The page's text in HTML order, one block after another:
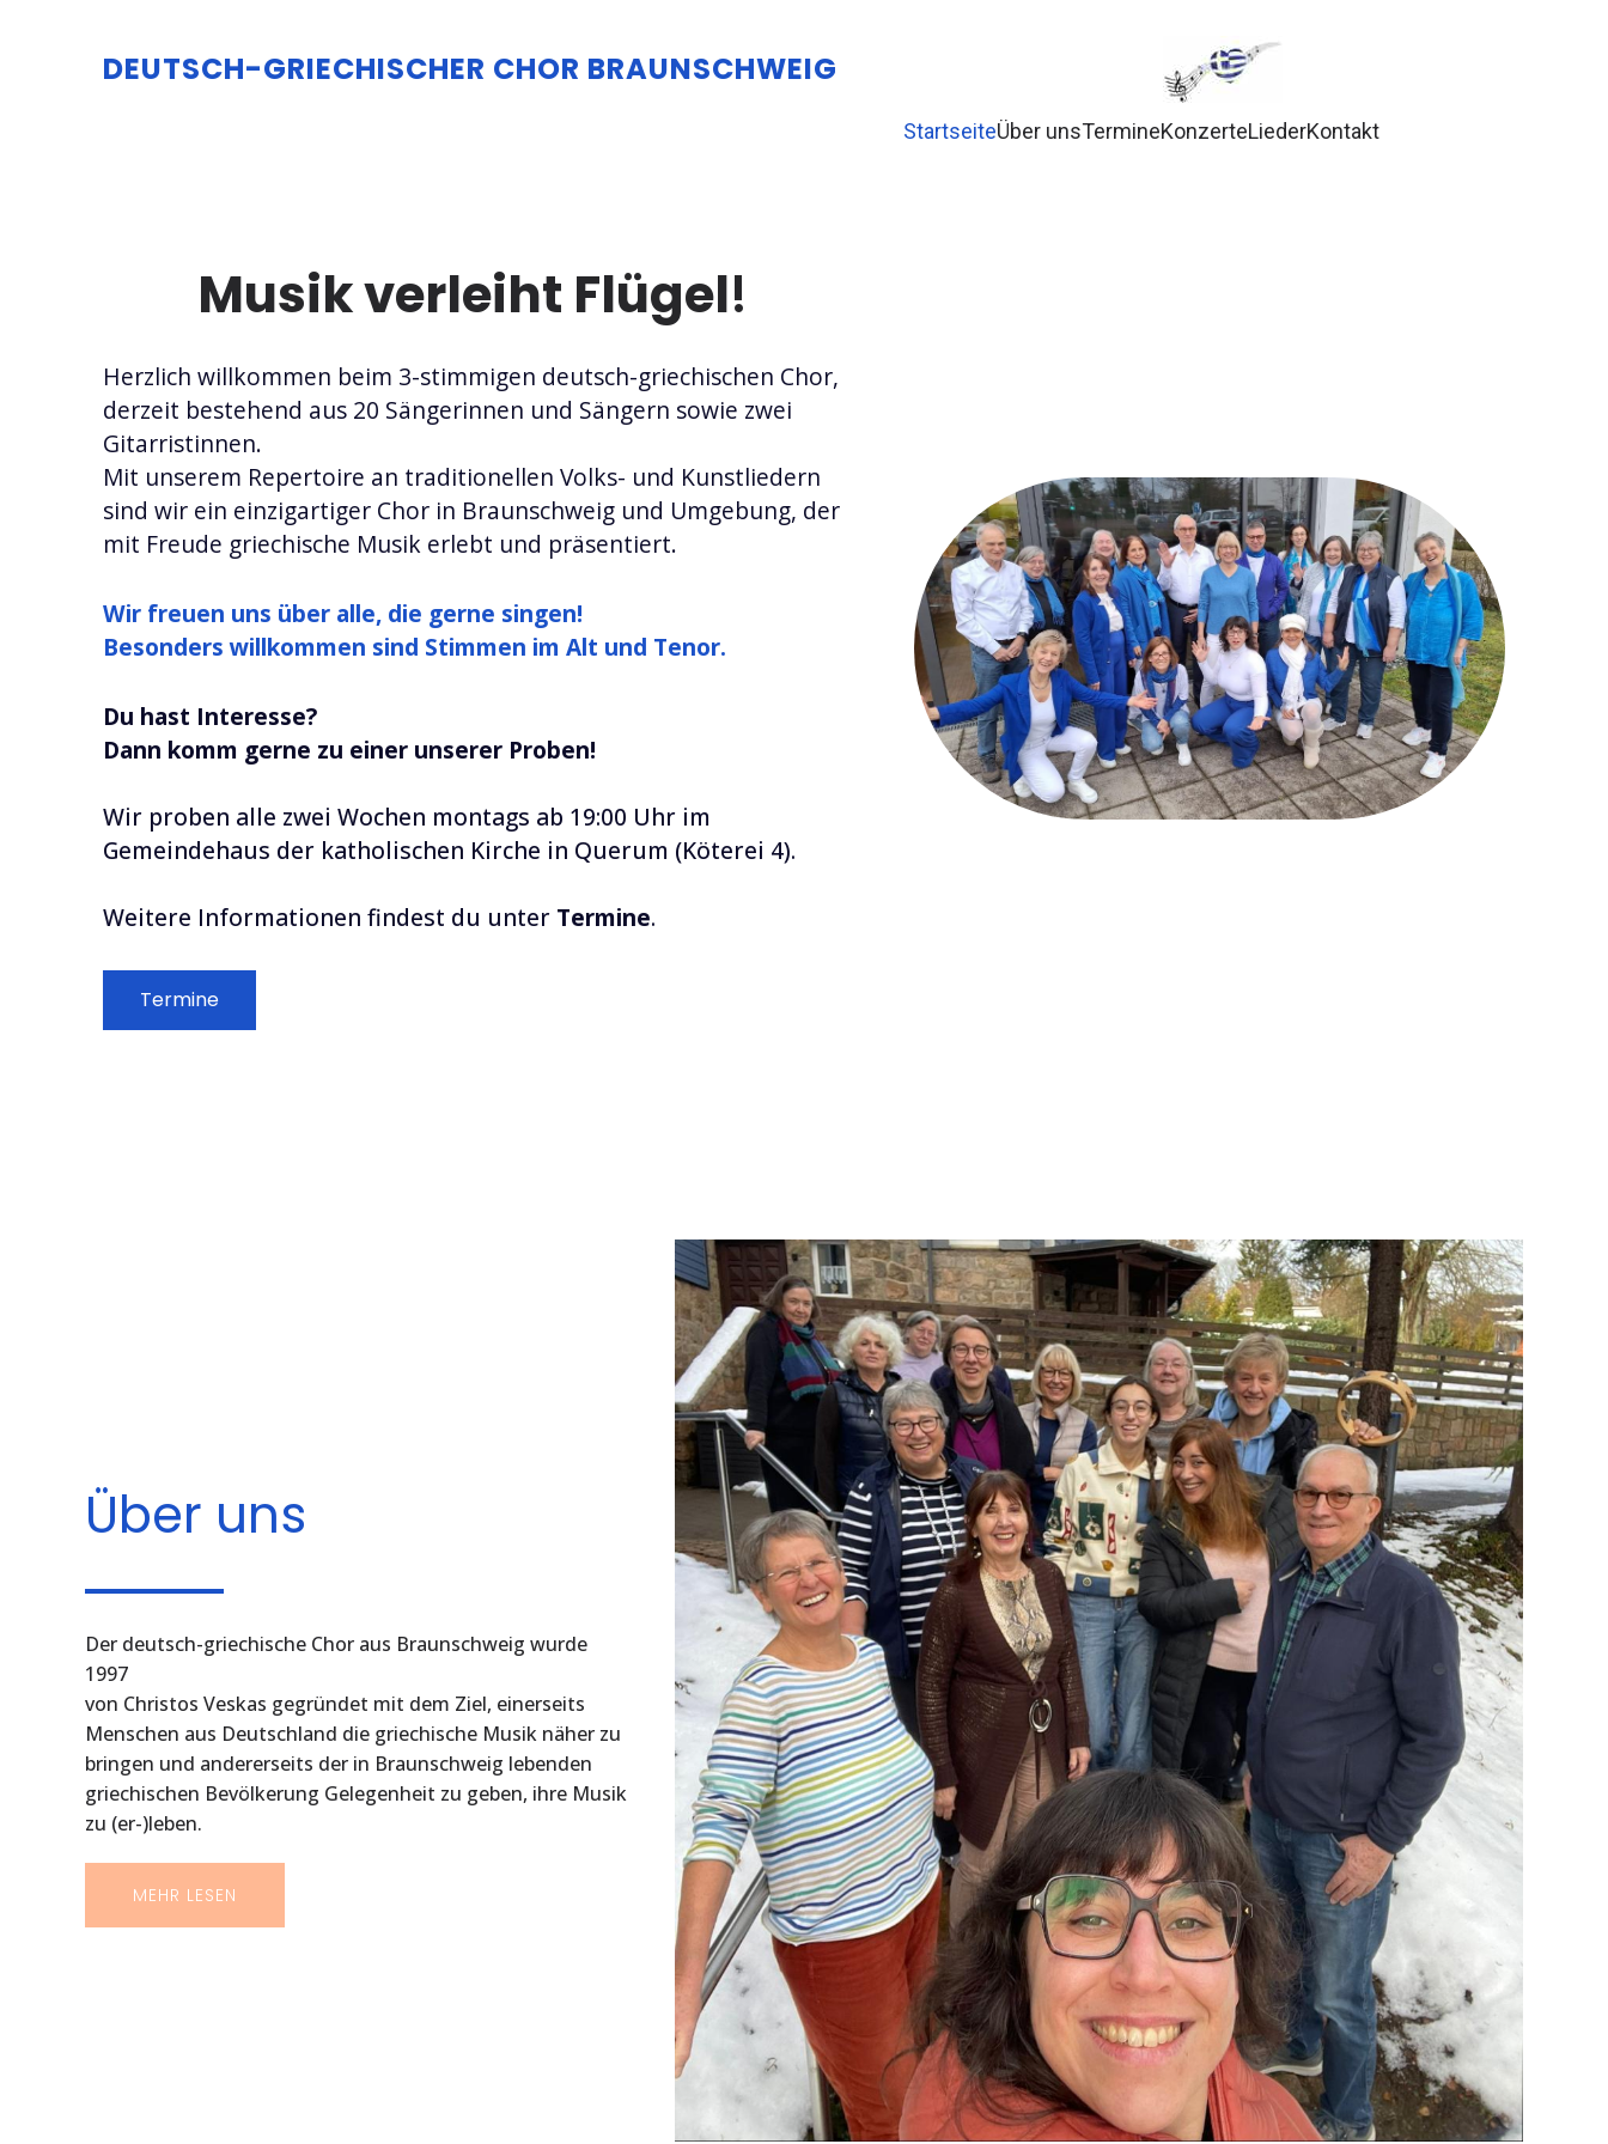
DEUTSCH-GRIECHISCHER CHOR BRAUNSCHWEIG
StartseiteÜber unsTermineKonzerteLiederKontakt
Musik verleiht Flügel!
Herzlich willkommen beim 3-stimmigen deutsch-griechischen Chor,
derzeit bestehend aus 20 Sängerinnen und Sängern sowie zwei
Gitarristinnen.
Mit unserem Repertoire an traditionellen Volks- und Kunstliedern
sind wir ein einzigartiger Chor in Braunschweig und Umgebung, der
mit Freude griechische Musik erlebt und präsentiert.
Wir freuen uns über alle, die gerne singen!
Besonders willkommen sind Stimmen im Alt und Tenor.
Du hast Interesse?
Dann komm gerne zu einer unserer Proben!
Wir proben alle zwei Wochen montags ab 19:00 Uhr im
Gemeindehaus der katholischen Kirche in Querum (Köterei 4).
Weitere Informationen findest du unter Termine.
Termine
Über uns
Der deutsch-griechische Chor aus Braunschweig wurde
1997
von Christos Veskas gegründet mit dem Ziel, einerseits
Menschen aus Deutschland die griechische Musik näher zu
bringen und andererseits der in Braunschweig lebenden
griechischen Bevölkerung Gelegenheit zu geben, ihre Musik
zu (er-)leben.
MEHR LESEN